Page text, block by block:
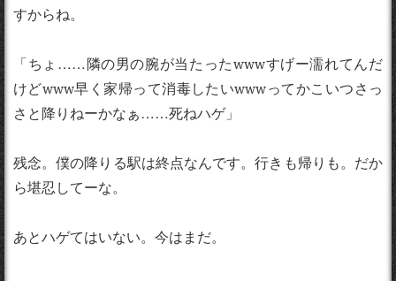
すからね。
「ちょ……隣の男の腕が当たったwwwすげー濡れてんだ
けどwww早く家帰って消毒したいwwwってかこいつさっ
さと降りねーかなぁ……死ねハゲ」
残念。僕の降りる駅は終点なんです。行きも帰りも。だか
ら堪忍してーな。
あとハゲてはいない。今はまだ。